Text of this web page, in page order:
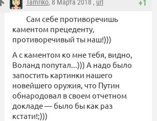
+1
Tamriko, 8 Марта 2018 , url
Сам себе противоречишь
каментом прецеденту,
противоречивый ты наш!)))
А с каментом ко мне тебя, видно,
Воланд попутал...))) А надо было
запостить картинки нашего
новейшего оружия, что Путин
обнародовал в своем отчетном
докладе — было бы как раз
кстати!;)))